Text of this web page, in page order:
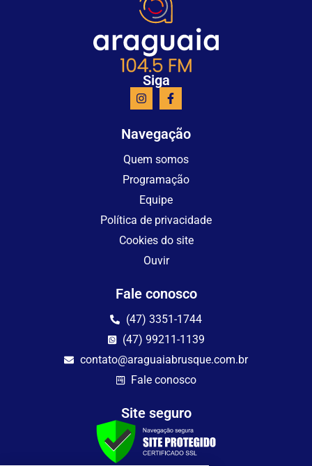
Siga
Navegação
Quem somos
Programação
Equipe
Política de privacidade
Cookies do site
Ouvir
Fale conosco
(47) 3351-1744
(47) 99211-1139
contato@araguaiabrusque.com.br
Fale conosco
Site seguro